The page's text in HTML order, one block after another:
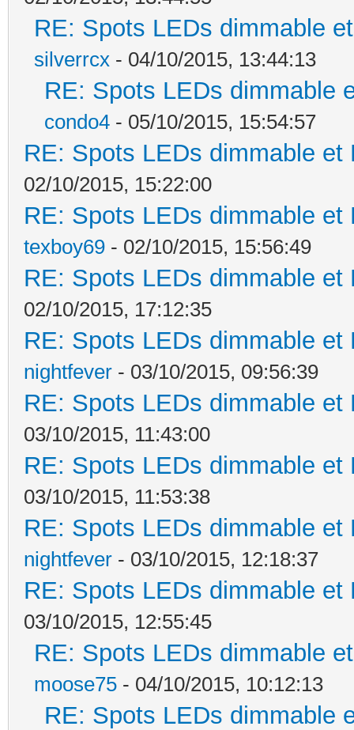
RE: Spots LEDs dimmable
silverrcx - 04/10/2015, 13:44:13
RE: Spots LEDs dimmable
condo4 - 05/10/2015, 15:54:57
RE: Spots LEDs dimmable
02/10/2015, 15:22:00
RE: Spots LEDs dimmable
texboy69 - 02/10/2015, 15:56:49
RE: Spots LEDs dimmable
02/10/2015, 17:12:35
RE: Spots LEDs dimmable
nightfever - 03/10/2015, 09:56:39
RE: Spots LEDs dimmable
03/10/2015, 11:43:00
RE: Spots LEDs dimmable
03/10/2015, 11:53:38
RE: Spots LEDs dimmable
nightfever - 03/10/2015, 12:18:37
RE: Spots LEDs dimmable
03/10/2015, 12:55:45
RE: Spots LEDs dimmable
moose75 - 04/10/2015, 10:12:13
RE: Spots LEDs dimmable